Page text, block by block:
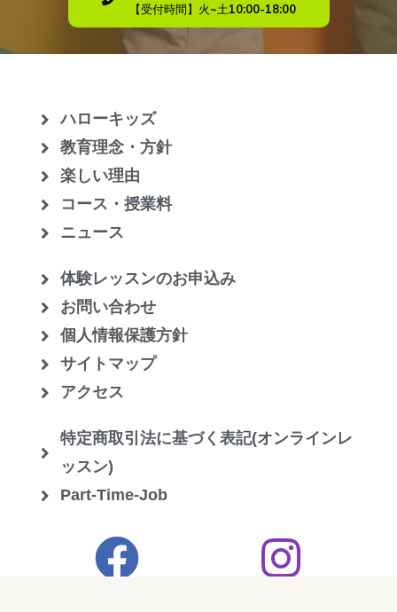
【受付時間】火~土10:00-18:00
ハローキッズ
教育理念・方針
楽しい理由
コース・授業料
ニュース
体験レッスンのお申込み
お問い合わせ
個人情報保護方針
サイトマップ
アクセス
特定商取引法に基づく表記(オンラインレ
ッスン)
Part-Time-Job